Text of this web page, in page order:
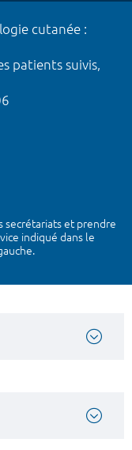
cutanée :
patients suivis,
secrétariats et prendre
indiqué dans le